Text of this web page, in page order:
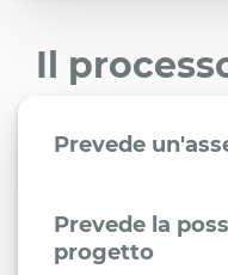
Il
Prevede
Prevede la
progetto